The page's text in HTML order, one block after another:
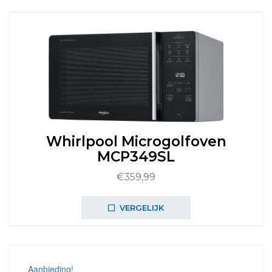
Whirlpool Microgolfoven
MCP349SL
€359,99
VERGELIJK
Aanbieding!